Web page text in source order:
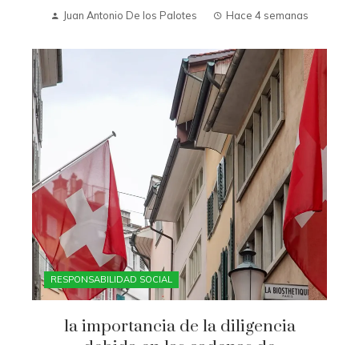
Juan Antonio De los Palotes Hace 4 semanas
RESPONSABILIDAD SOCIAL
la importancia de la diligencia